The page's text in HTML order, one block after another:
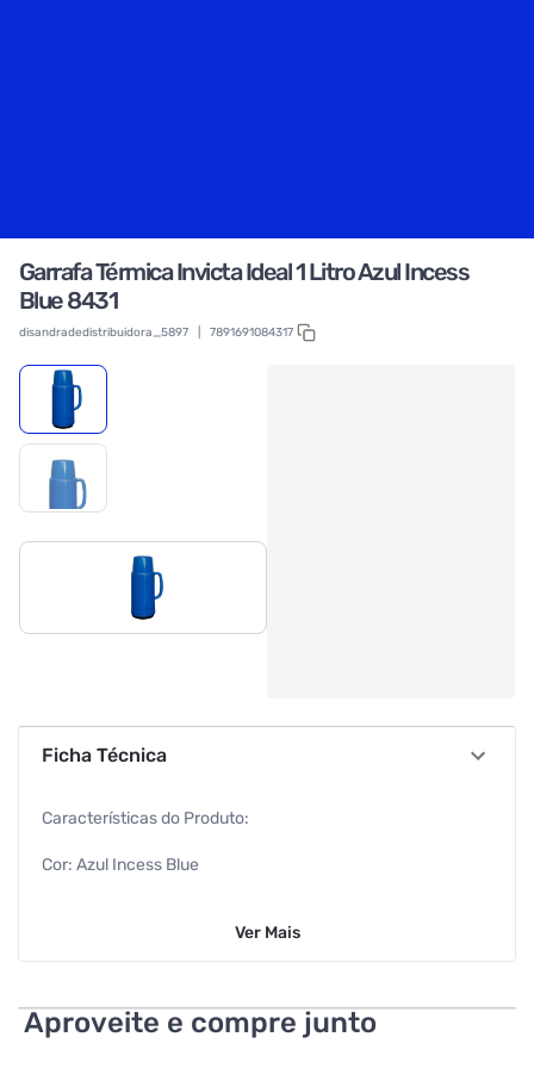
Garrafa Térmica Invicta Ideal 1 Litro Azul Incess
Blue 8431
disandradedistribuidora_5897 7891691084317
Ficha Técnica
Características do Produto:
Cor: Azul Incess Blue
Sistema de Servir: Rolha
Ver Mais
Aproveite e compre junto